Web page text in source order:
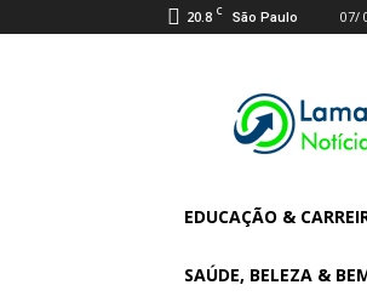
20.8 C São Paulo 07/
Digital
News
EDUCAÇÃO &
SAÚDE, BELEZA &